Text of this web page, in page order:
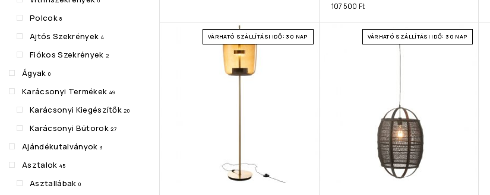
Polcok 8
Ajtós Szekrények 4
Fiókos Szekrények 2
Ágyak 0
Karácsonyi Termékek 49
Karácsonyi Kiegészítők 20
Karácsonyi Bútorok 27
Ajándékutalványok 3
Asztalok 45
Asztallábak 0
107 500 Ft
VÁRHATÓ SZÁLLÍTÁSI IDŐ: 30 NAP VÁRHATÓ SZÁLLÍTÁSI IDŐ: 30 NAP